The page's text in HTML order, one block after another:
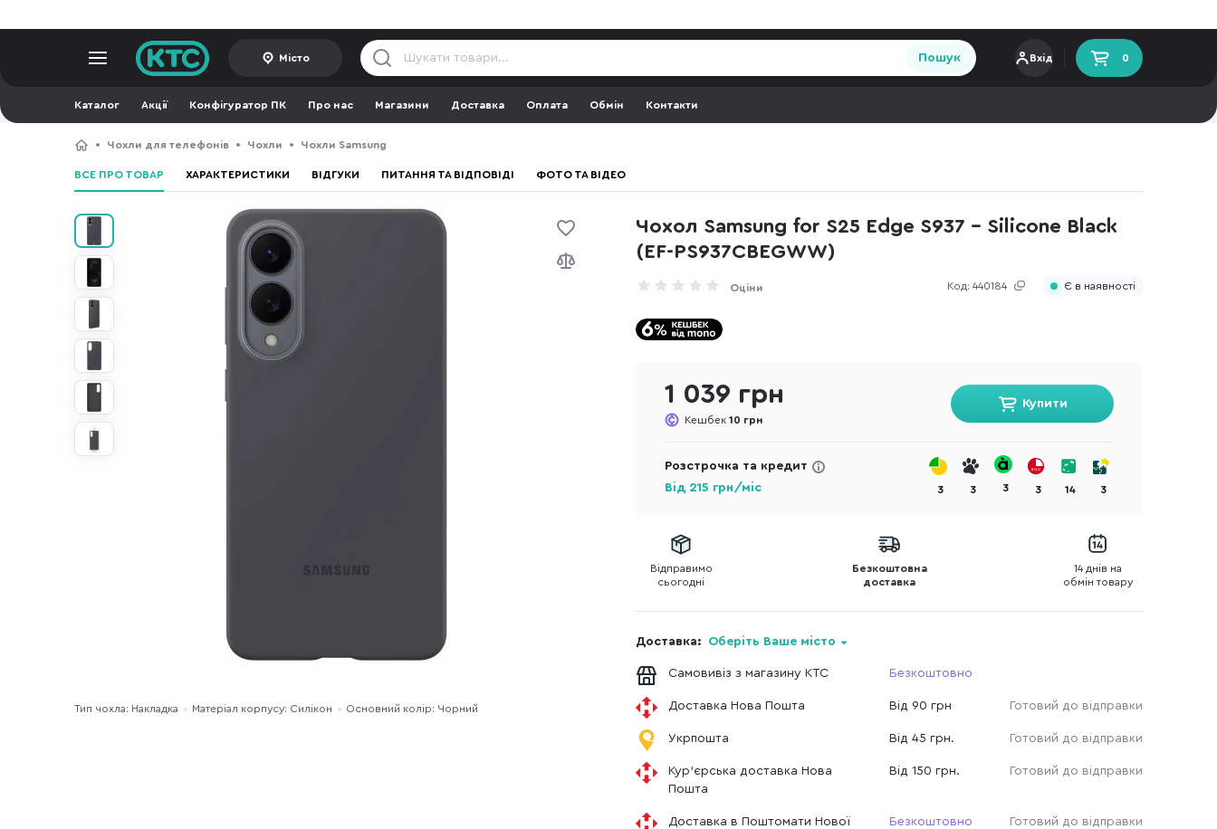
Місто Пошук Вхід 0
Каталог Акції Конфігуратор ПК Про нас Магазини Доставка Оплата Обмін Контакти
Чохли для телефонів Чохли Чохли Samsung
ВСЕ ПРО ТОВАР ХАРАКТЕРИСТИКИ ВІДГУКИ ПИТАННЯ ТА ВІДПОВІДІ ФОТО ТА ВІДЕО
Чохол Samsung for S25 Edge S937 - Silicone Black
(EF-PS937CBEGWW)
Код: 440184
Оціни Є в наявності
Тип чохла: Накладка Матеріал корпусу: Силікон Основний колір: Чорний
1 039 грн
Кешбек 10 грн
Купити
Розстрочка та кредит
Від 215 грн/міс 3 3 3 3 14 3
Відправимо
сьогодні
Безкоштовна
доставка
14 днів на
обмін товару
Доставка: Оберіть Ваше місто
Самовивіз з магазину КТС Безкоштовно
Доставка Нова Пошта Від 90 грн Готовий до відправки
Укрпошта Від 45 грн. Готовий до відправки
Кур'єрська доставка Нова
Пошта
Від 150 грн. Готовий до відправки
Доставка в Поштомати Нової
Безкоштовно Готовий до відправки